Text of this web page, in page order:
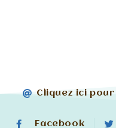
Cliquez ici
Facebook